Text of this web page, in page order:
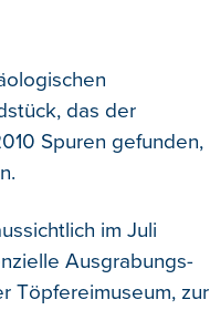
das der
Spuren gefunden,
im Juli
Ausgrabungs-
Töpfereimuseum, zur